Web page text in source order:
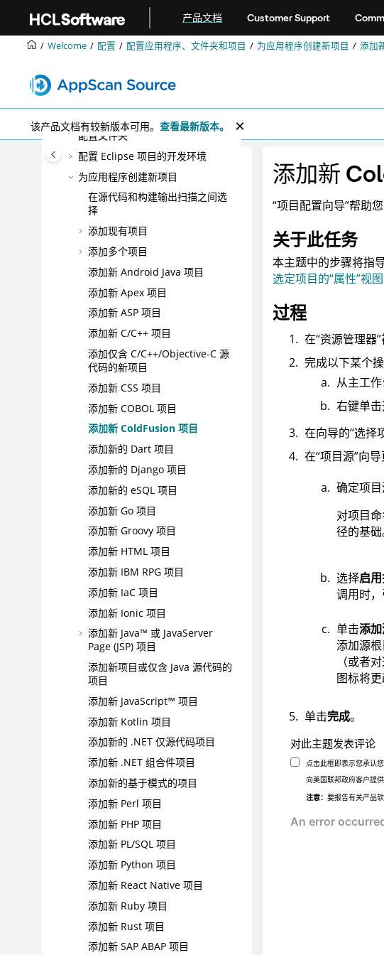
产品文档 Customer Support
Welcome 配置 配置应用程序、文件夹和项目 为应用程序创建新项目 添加
该产品文档有较新版本可用。 查看最新版本。
正在安装
配置
AppScan® Source应用程序、文件
夹和项目文件
配置文件夹
配置 Eclipse 项目的开发环境
为应用程序创建新项目
在源代码和构建输出扫描之间选
择
添加现有项目
添加多个项目
添加新 Android Java 项目
添加新 Apex 项目
添加新 ASP 项目
添加新 C/C++ 项目
添加仅含 C/C++/Objective-C 源
代码的新项目
添加新 CSS 项目
添加新 COBOL 项目
添加新 ColdFusion 项目
添加新的 Dart 项目
添加新的 Django 项目
添加新的 eSQL 项目
添加新 Go 项目
添加新 Groovy 项目
添加新 HTML 项目
添加新 IBM RPG 项目
添加新 IaC 项目
添加新 Ionic 项目
添加新 Java™ 或 JavaServer
Page (JSP) 项目
添加新项目或仅含 Java 源代码的
项目
添加新 JavaScript™ 项目
添加新 Kotlin 项目
添加新的 .NET 仅源代码项目
添加新 .NET 组合件项目
添加新的基于模式的项目
添加新 Perl 项目
添加新 PHP 项目
添加新 PL/SQL 项目
添加新 Python 项目
添加新 React Native 项目
添加新 Ruby 项目
添加新 Rust 项目
添加新 SAP ABAP 项目
添加新
“项目配置向导”帮助
关于此任务
本主题中的步骤将指
选定项目的“属性”视图
过程
在“资源管理器
完成以下某个操
从主工
右键单
在向导的“选择
在“项目源”向导
确定项
对项目命
径的基础
选择启
调用时
单击添
添加源
（或者
图标将更
单击完成。
对此主题发表评论
点击此框即表示您承认
向美国联邦政府客户提
注意：要报告有关产品